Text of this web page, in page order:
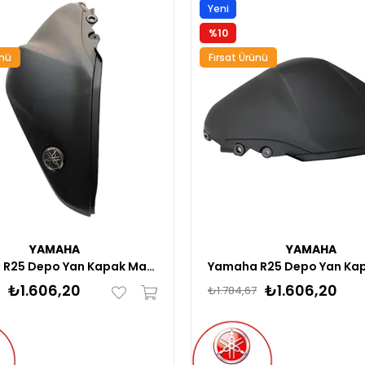
YAMAHA
Yamaha R25 Depo Yan Kapak Mat Siyah Sol Orijinal 2015-2018
₺1.606,20
YAMAHA
₺1.606,20
₺1.784,67
Yeni
Ürün
%10
Fırsat Ürünü